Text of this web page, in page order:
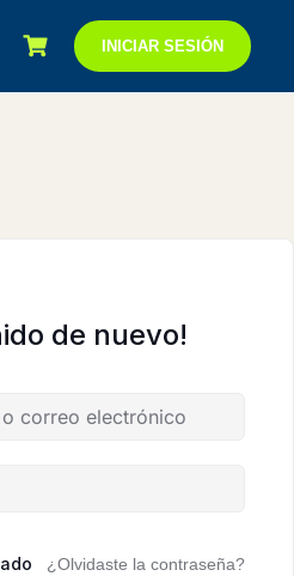
INICIAR SESIÓN
de nuevo!
¿Olvidaste la contraseña?